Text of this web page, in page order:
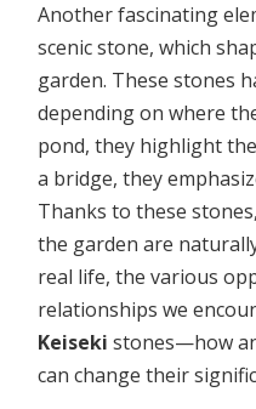
Another fascinating
scenic stone, which
garden. These stones
depending on where
pond, they highlight
a bridge, they
Thanks to these
the garden are
real life, the various
relationships we
Keiseki stones—how
can change their